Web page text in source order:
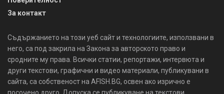
За контакт
Съдържанието на този уеб сайт и технологиите, използвани в
него, са под закрила на Закона за авторското право и
сродните му права. Всички статии, репортажи, интервюта и
други текстови, графични и видео материали, публикувани в
сайта, са собственост на AFISH.BG, освен ако изрично е
посочено друго. Допуска се публикуване на текстови